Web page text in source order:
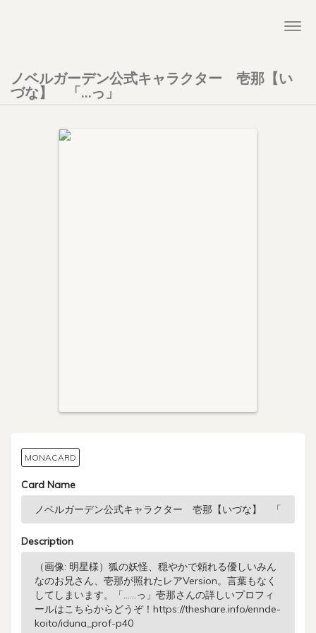
ノベルガーデン公式キャラクター 壱那【い
づな】 「…っ」
MONACARD
Card Name
Description